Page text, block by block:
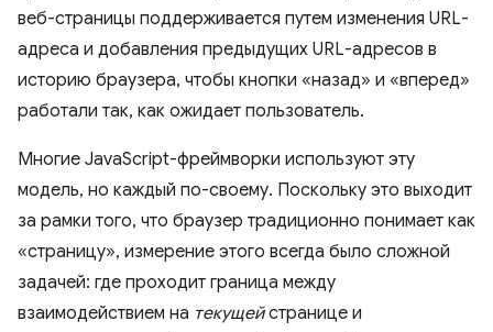
веб-страницы поддерживается путем изменения URL-
адреса и добавления предыдущих URL-адресов в
историю браузера, чтобы кнопки «назад» и «вперед»
работали так, как ожидает пользователь.
Многие JavaScript-фреймворки используют эту
модель, но каждый по-своему. Поскольку это выходит
за рамки того, что браузер традиционно понимает как
«страницу», измерение этого всегда было сложной
задачей: где проходит граница между
взаимодействием на текущейстранице и